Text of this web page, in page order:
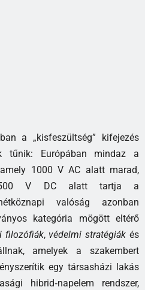
a „kisfeszültség” kifejezés
tűnik: Európában mindaz a
1000 V AC alatt marad,
V DC alatt tartja a
valóság azonban
kategória mögött eltérő
filozófiák, védelmi stratégiák és
amelyek a szakembert
egy társasházi lakás
hibrid‑napelem rendszer,